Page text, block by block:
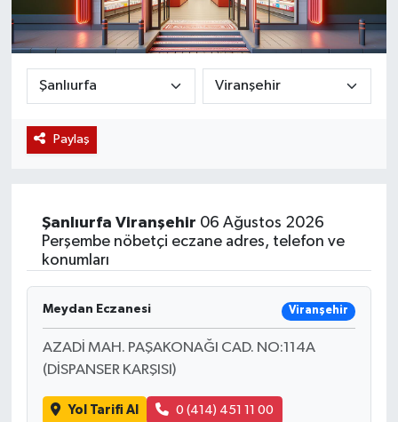
Paylaş
Şanlıurfa Viranşehir 06 Ağustos 2026
Perşembe nöbetçi eczane adres, telefon ve
konumları
Meydan Eczanesi Viranşehir
AZADİ MAH. PAŞAKONAĞI CAD. NO:114A
(DİSPANSER KARŞISI)
Yol Tarifi Al 0 (414) 451 11 00
Magazin
Etkinlikler